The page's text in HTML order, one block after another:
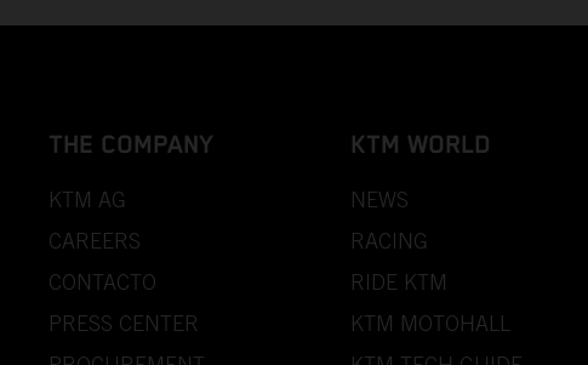
THE COMPANY
KTM AG
CAREERS
CONTACTO
PRESS CENTER
KTM WORLD
NEWS
RACING
RIDE KTM
KTM MOTOHALL